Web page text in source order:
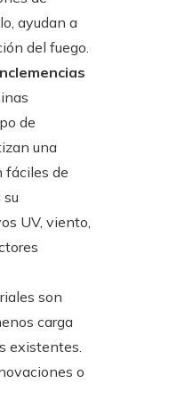
ayudan a
del fuego.
de
una
fáciles de
UV, viento,
son
carga
existentes.
o